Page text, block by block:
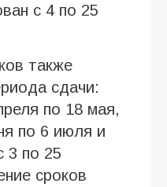
с 4 по 25
также
сдачи:
по 18 мая,
по 6 июля и
3 по 25
сроков